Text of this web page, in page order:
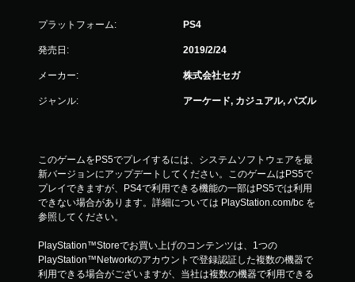
プラットフォーム: PS4
発売日: 2019/2/24
メーカー: 株式会社セガ
ジャンル: アーケード, カジュアル, パズル
このゲームをPS5でプレイするには、システムソフトウェアを最
新バージョンにアップデートしてください。このゲームはPS5で
プレイできますが、PS4で利用できる機能の一部はPS5では利用
できない場合があります。詳細については PlayStation.com/bc を
参照してください。
PlayStation™Storeでお買い上げのコンテンツは、1つの
PlayStation™Networkのアカウントで登録認証した複数の機器で
利用できる場合がございますが、当社は複数の機器で利用できる